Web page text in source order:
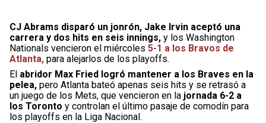
CJ Abrams disparó un jonrón, Jake Irvin aceptó una
carrera y dos hits en seis innings, y los Washington
Nationals vencieron el miércoles 5-1 a los Bravos de
Atlanta, para alejarlos de los playoffs.
El abridor Max Fried logró mantener a los Braves en la
pelea, pero Atlanta bateó apenas seis hits y se retrasó a
un juego de los Mets, que vencieron en la jornada 6-2 a
los Toronto y controlan el último pasaje de comodín para
los playoffs en la Liga Nacional.